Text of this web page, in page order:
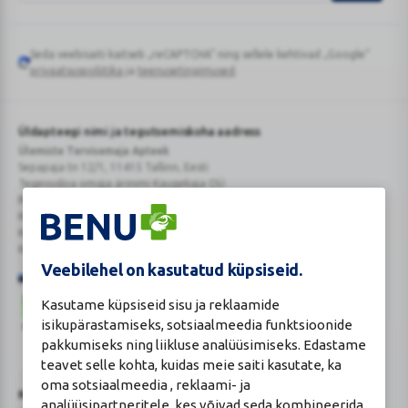
Veebilehel on kasutatud küpsiseid.
Kasutame küpsiseid sisu ja reklaamide
isikupärastamiseks, sotsiaalmeedia funktsioonide
pakkumiseks ning liikluse analüüsimiseks. Edastame
teavet selle kohta, kuidas meie saiti kasutate, ka
oma sotsiaalmeedia , reklaami- ja
analüüsipartneritele, kes võivad seda kombineerida
Google
Seda veebisaiti kaitseb „reCAPTCHA“ ning sellele kehtivad „Google“
privaatsuspoliitika ja teenusetingimused
Üldapteegi nimi ja tegutsemiskoha aadress
Ülemiste Tervisemaja Apteek
Sepapaja tn 12/1, 11415 Tallinn, Eesti
Tegevusloa omaja ärinimi Kaugekaja OÜ
KMKR: EE102231405
Kehtiva tegevsloa nr 807
Ravimiameti kontaktandmed
õigust
Veterinaarravimi
õigust
Turvaline